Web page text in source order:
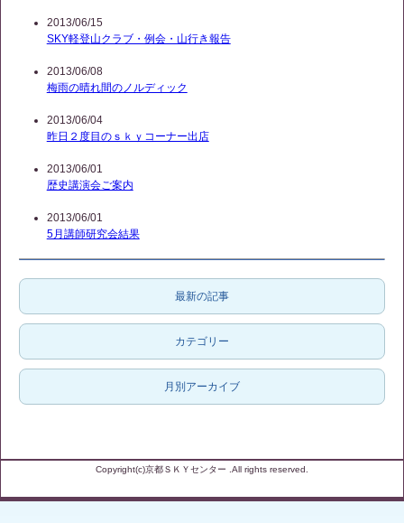
2013/06/15
SKY軽登山クラブ・例会・山行き報告
2013/06/08
梅雨の晴れ間のノルディック
2013/06/04
昨日２度目のｓｋｙコーナー出店
2013/06/01
歴史講演会ご案内
2013/06/01
5月講師研究会結果
最新の記事
カテゴリー
月別アーカイブ
Copyright(c)京都ＳＫＹセンター .All rights reserved.